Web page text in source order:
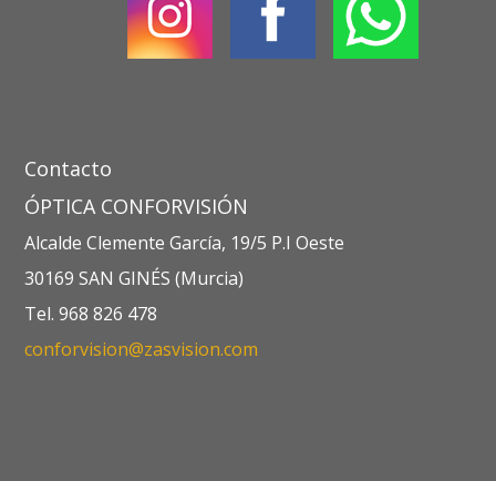
Contacto
ÓPTICA CONFORVISIÓN
Alcalde Clemente García, 19/5 P.I Oeste
30169 SAN GINÉS (Murcia)
Tel. 968 826 478
conforvision@zasvision.com